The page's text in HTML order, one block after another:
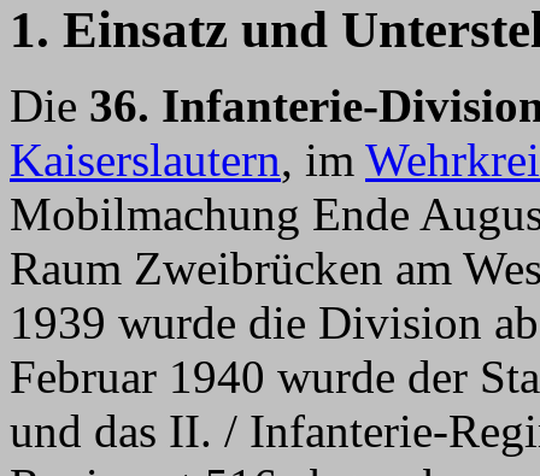
1. Einsatz und
Die 36. Infanterie-
Kaiserslautern, im
Mobilmachung Ende
Raum Zweibrücken am
1939 wurde die Division
Februar 1940 wurde der
und das II. / Infanterie-